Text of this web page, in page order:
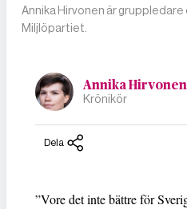
Annika Hirvonen är
Miljlöpartiet.
Annika Hirvonen
Krönikör
Dela
”Vore det inte bättre för